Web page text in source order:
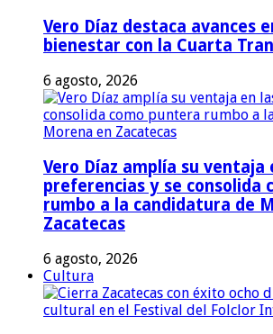
Vero Díaz destaca avances
bienestar con la Cuarta
6 agosto, 2026
Vero Díaz amplía su ventaja
preferencias y se consolida
rumbo a la candidatura de
Zacatecas
6 agosto, 2026
Cultura